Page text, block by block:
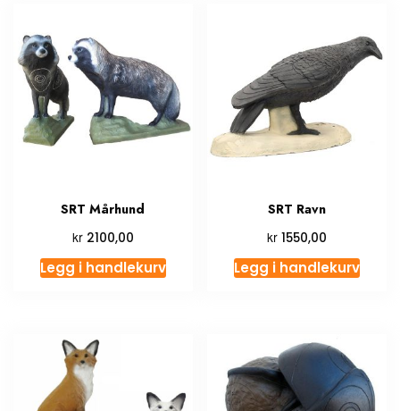
SRT Mårhund
kr2100,00
Legg i handlekurv
SRT Ravn
kr 1550,00
Legg i handlekurv